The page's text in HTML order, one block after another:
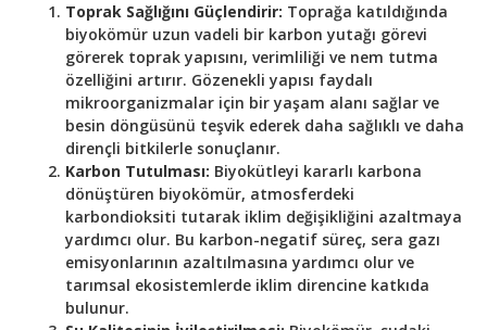
Toprak Sağlığını Güçlendirir: Toprağa katıldığında
biyokömür uzun vadeli bir karbon yutağı görevi
görerek toprak yapısını, verimliliği ve nem tutma
özelliğini artırır. Gözenekli yapısı faydalı
mikroorganizmalar için bir yaşam alanı sağlar ve
besin döngüsünü teşvik ederek daha sağlıklı ve daha
dirençli bitkilerle sonuçlanır.
Karbon Tutulması: Biyokütleyi kararlı karbona
dönüştüren biyokömür, atmosferdeki
karbondioksiti tutarak iklim değişikliğini azaltmaya
yardımcı olur. Bu karbon-negatif süreç, sera gazı
emisyonlarının azaltılmasına yardımcı olur ve
tarımsal ekosistemlerde iklim direncine katkıda
bulunur.